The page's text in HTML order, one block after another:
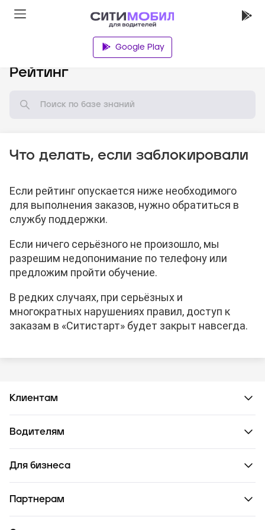
Google Play
Рейтинг
Что делать, если заблокировали
Если рейтинг опускается ниже необходимого
для выполнения заказов, нужно обратиться в
службу поддержки.
Если ничего серьёзного не произошло, мы
разрешим недопонимание по телефону или
предложим пройти обучение.
В редких случаях, при серьёзных и
многократных нарушениях правил, доступ к
заказам в «Ситистарт» будет закрыт навсегда.
Клиентам
Водителям
Для бизнеса
Партнерам